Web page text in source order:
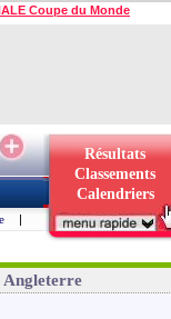
Coupe du Monde
Résultats
Classements
Calendriers
|
Angleterre